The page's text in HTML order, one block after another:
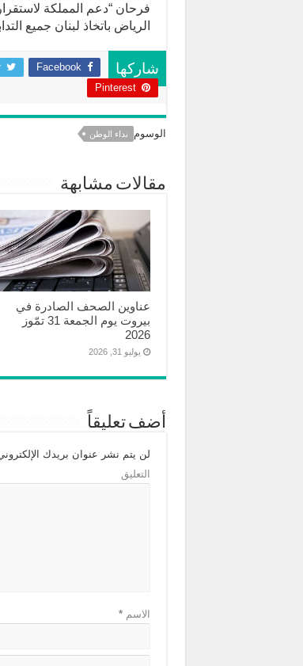
فرحان “دعم المملكة
الرياض باتخاذ لبنان جميع
شاركها Facebook
Pinterest
الوسوم نداء الوطن
مقالات مشابهة
عناوين الصحف الصادرة في
بيروت يوم الجمعة 31 تمّوز
2026
يوليو 31, 2026
أضف تعليقاً
لن يتم نشر عنوان بريدك
التعليق
الاسم*